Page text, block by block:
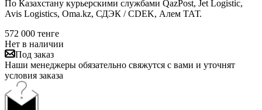
По Казахстану курьерскими службами QazPost, Jet Logistic,
Avis Logistics, Oma.kz, СДЭК / CDEK, Алем ТАТ.
572 000 тенге
Нет в наличии
Под заказ
Наши менеджеры обязательно свяжутся с вами и уточнят
условия заказа